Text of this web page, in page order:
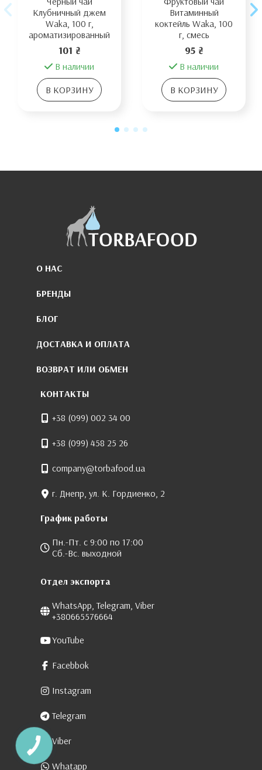
Клубничный джем
Waka, 100 г,
ароматизированный
101 ₴
В наличии
В КОРЗИНУ
Витаминный
коктейль Waka, 100
г, смесь
95 ₴
В наличии
В КОРЗИНУ
О НАС
БРЕНДЫ
БЛОГ
ДОСТАВКА И ОПЛАТА
ВОЗВРАТ ИЛИ ОБМЕН
КОНТАКТЫ
+38 (099) 002 34 00
+38 (099) 458 25 26
company@torbafood.ua
г. Днепр, ул. К. Гордиенко, 2
График работы
Пн.-Пт. с 9:00 по 17:00
Сб.-Вс. выходной
Отдел экспорта
WhatsApp, Telegram, Viber
+380665576664
YouTube
Facebbok
Instagram
Telegram
Viber
Whatapp